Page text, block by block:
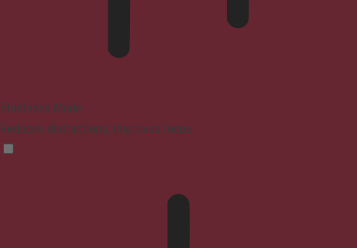
Blindness Mode
Reduces distractions, improves focus